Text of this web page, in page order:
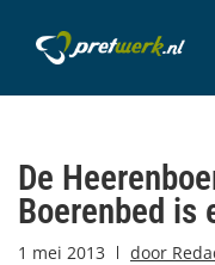
De
Boerenbed is
1 mei 2013 door